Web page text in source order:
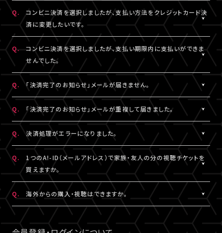
https://www.sbpayment.jp/support/how_to_pay/cvs/
□セイコーマート
https://www.sbpayment.jp/support/how_to_pay/cvs/
配信しております。
“迷惑メール”として自動振り分け・受信拒否されていないかご確
認ください。
支払番号は、「マイページ」内「チケット購入情報」にも記載されて
おりますので、メールが未着の場合は上記をご確認のうえ、期限内
にお手続きください。
「マイページ」に記載がない場合や、支払期限を超過した場合は、
再度、チケット販売ページより、お手続きをお願いいたします。
コンビニ決済の支払先（コンビニエンスストア）を変更する場合は、
「マイページ」内「チケット購入情報」より、支払先を変更したいチケ
ットを選択。
「支払い方法・コンビニの変更」から、「コンビニ決済をキャンセル」
を押してください。
コンビニ決済のキャンセル後、再度「マイページ」内「チケット購入
情報」にアクセスいただくと、「新たに手続きする」というボタンが
表示されます。
こちらより、改めてお手続きください。
※コンビニ決済のキャンセルには、15分ほどお時間がかかります。
※「決済取消中」のアイコンが表示されている間はお手続きができ
ません。
Q.
コンビニ決済を選択しましたが、支払い方法をクレジットカード決
済に変更したいです。
A.
コンビニ決済未入金の場合は、支払い方法をクレジットカード決済
に変更していただけます。
「マイページ」内「チケット購入情報」より、支払方法を変更したいチ
ケットを選択。
「支払い方法・コンビニの変更」から、「コンビニ決済をキャンセル」
を押してください。
コンビニ決済のキャンセル後、再度「マイページ」内「チケット購入
情報」にアクセスいただくと、「新たに手続きする」というボタンが
表示されます。
こちらより、クレジットカード決済を選択のうえ、改めてお手続きく
ださい。
※コンビニ決済のキャンセルには、15分ほどお時間がかかります。
※「決済取消中」のアイコンが表示されている間はお手続きができ
ません。
※コンビニにてご入金済みの場合は、変更できません。
Q.
コンビニ決済を選択しましたが、支払い期限内に支払いができま
せんでした。
支払い期限を過ぎてしまった場合は、再度、チケット販売ページか
らご購入手続きをお願いします。
Q. 「決済完了のお知らせ」メールが届きません。
A.
「決済完了のお知らせ」メールは、チケットご購入時にLIVESHIPに
ご登録いただいたA!-ID（メールアドレス）宛に
【@liveship.tokyo】ドメインから配信しております。
“迷惑メール”として自動振り分け・受信拒否されていないかご確
認ください。
「決済完了のお知らせ」メールが届かない場合は、「マイページ」内
「チケット購入情報」にてご確認ください。
チケットご購入済みの場合は、「決済完了のお知らせ」メールが届
いていなくても、ライブ配信・アーカイブ配信は問題なくご視聴いた
Q. 「決済完了のお知らせ」メールが重複して届きました。
A.
「決済完了のお知らせ」メールが2通以上届いた場合、誤ってチケッ
トを重複してご購入されている可能性がございます。
詳細を記載のうえ、こちら よりご連絡ください。
Q. 決済処理がエラーになりました。
A.
▼コンビニ決済にて、よくあるエラー
「髙」・「﨑」のような環境依存文字をお名前にご使用された場合、
コンビニシステム側の仕様により、受付できないエラーが発生する
ことがあります。環境依存文字でご登録の場合は、マイページ「基
本情報」内「会員情報」より常用漢字などにご変更いただくか、クレ
ジットカード決済をご利用ください。
Q.
1つのA!-ID（メールアドレス）で家族・友人の分の視聴チケットを
買えますか。
A.
1つのA!-ID（メールアドレス）からご購入いただける視聴チケット
は、ご本人様の1枚分だけになります。ご視聴される方がそれぞれ
のA!-ID（メールアドレス）にて、視聴チケットを購入していただく必
要がございます。
Q. 海外からの購入・視聴はできますか。
A.
原則、視聴チケットのご購入は可能です。
ご視聴については、推奨環境を満たしているかをご確認ください。